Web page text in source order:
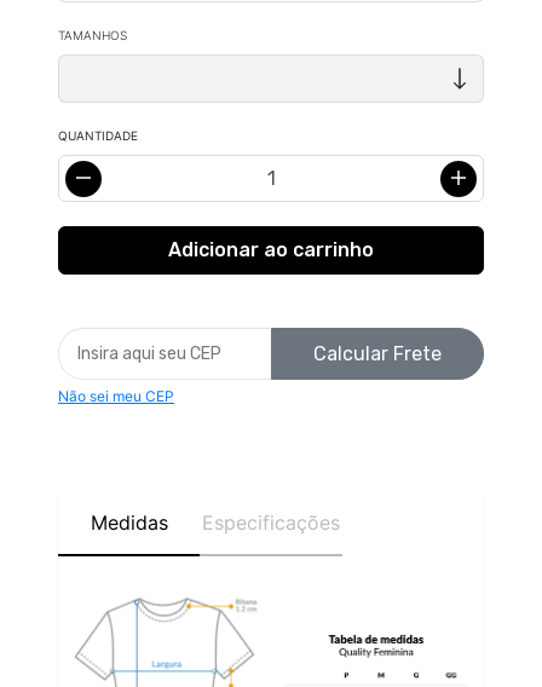
TAMANHOS
QUANTIDADE
Calcular Frete
Não sei meu CEP
Medidas Especificações